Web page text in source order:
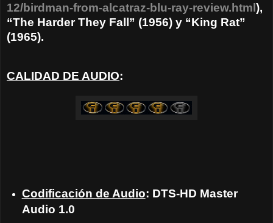
12/birdman-from-alcatraz-blu-ray-review.html),
“The Harder They Fall” (1956) y “King Rat”
(1965).
CALIDAD DE AUDIO:
Codificación de Audio: DTS-HD Master
Audio 1.0